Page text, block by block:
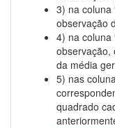
3) na coluna
observação
4) na coluna
observação,
da média
5) nas
quadrado